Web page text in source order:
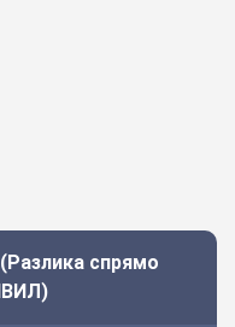
спрямо